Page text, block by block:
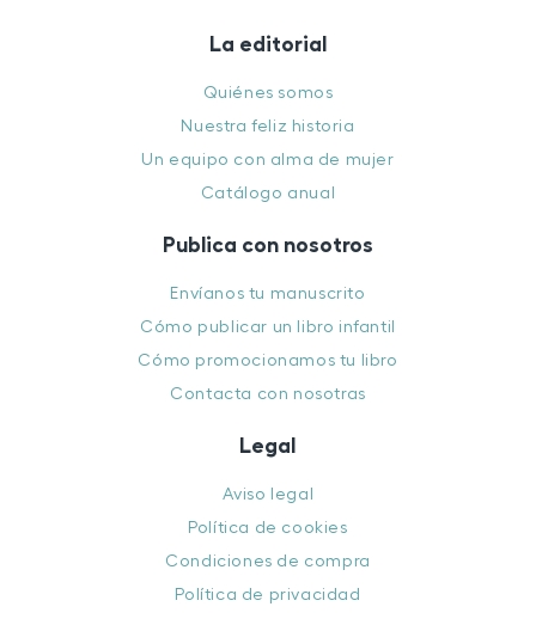
La editorial
Quiénes somos
Nuestra feliz historia
Un equipo con alma de mujer
Catálogo anual
Publica con nosotros
Envíanos tu manuscrito
Cómo publicar un libro infantil
Cómo promocionamos tu libro
Contacta con nosotras
Legal
Aviso legal
Política de cookies
Condiciones de compra
Política de privacidad